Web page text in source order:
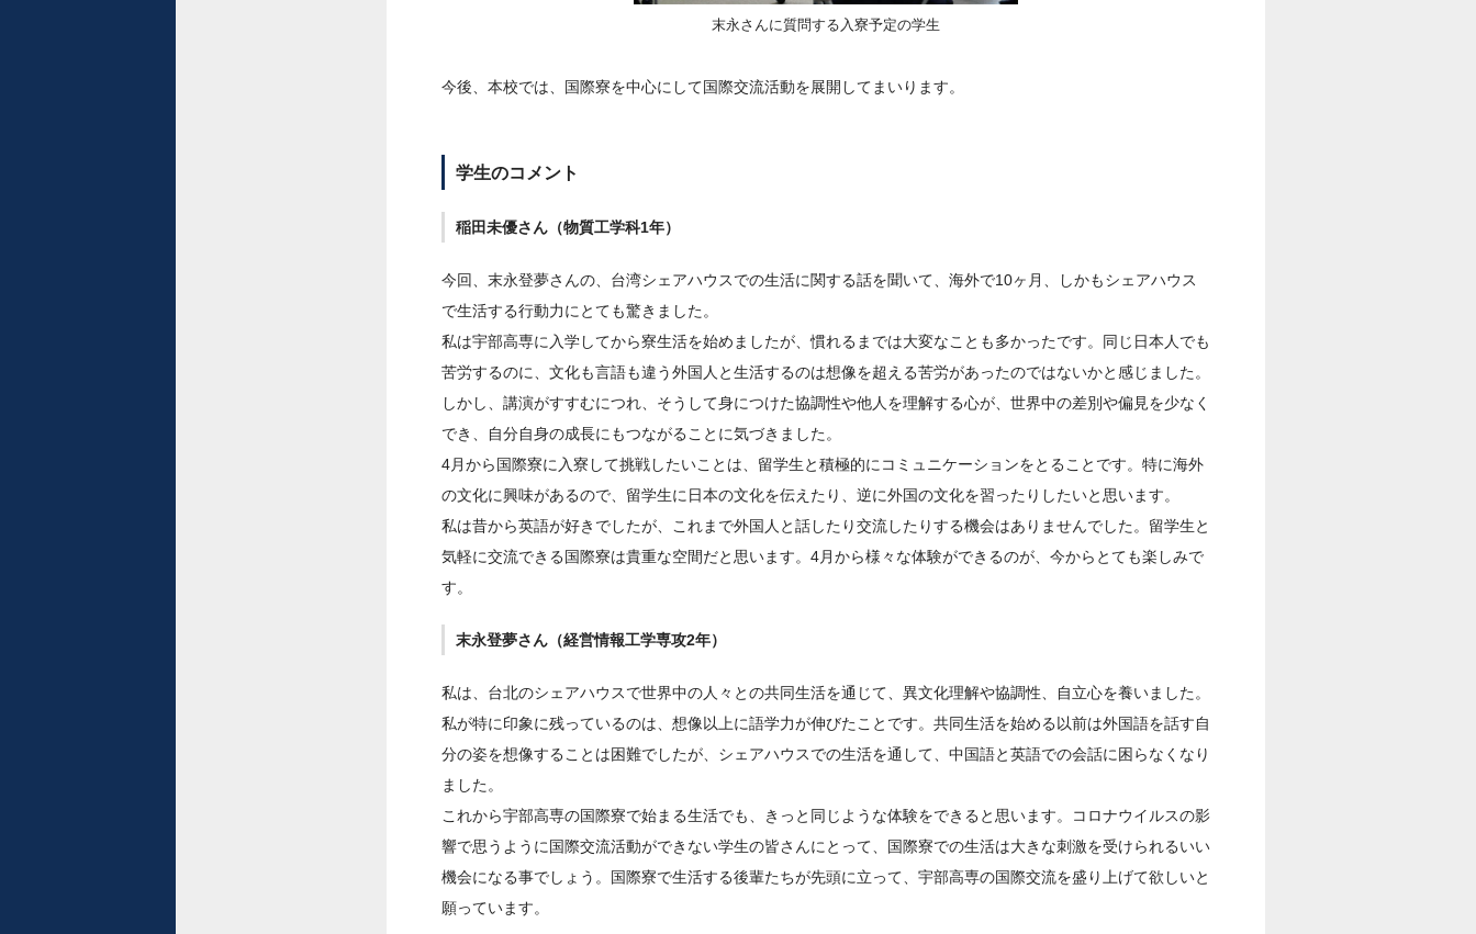
末永さんに質問する入寮予定の学生
今後、本校では、国際寮を中心にして国際交流活動を展開してまいります。
学生のコメント
稲田未優さん（物質工学科1年）
今回、末永登夢さんの、台湾シェアハウスでの生活に関する話を聞いて、海外で10ヶ月、しかもシェアハウス
で生活する行動力にとても驚きました。
私は宇部高専に入学してから寮生活を始めましたが、慣れるまでは大変なことも多かったです。同じ日本人でも
苦労するのに、文化も言語も違う外国人と生活するのは想像を超える苦労があったのではないかと感じました。
しかし、講演がすすむにつれ、そうして身につけた協調性や他人を理解する心が、世界中の差別や偏見を少なく
でき、自分自身の成長にもつながることに気づきました。
4月から国際寮に入寮して挑戦したいことは、留学生と積極的にコミュニケーションをとることです。特に海外
の文化に興味があるので、留学生に日本の文化を伝えたり、逆に外国の文化を習ったりしたいと思います。
私は昔から英語が好きでしたが、これまで外国人と話したり交流したりする機会はありませんでした。留学生と
気軽に交流できる国際寮は貴重な空間だと思います。4月から様々な体験ができるのが、今からとても楽しみで
す。
末永登夢さん（経営情報工学専攻2年）
私は、台北のシェアハウスで世界中の人々との共同生活を通じて、異文化理解や協調性、自立心を養いました。
私が特に印象に残っているのは、想像以上に語学力が伸びたことです。共同生活を始める以前は外国語を話す自
分の姿を想像することは困難でしたが、シェアハウスでの生活を通して、中国語と英語での会話に困らなくなり
ました。
これから宇部高専の国際寮で始まる生活でも、きっと同じような体験をできると思います。コロナウイルスの影
響で思うように国際交流活動ができない学生の皆さんにとって、国際寮での生活は大きな刺激を受けられるいい
機会になる事でしょう。国際寮で生活する後輩たちが先頭に立って、宇部高専の国際交流を盛り上げて欲しいと
願っています。